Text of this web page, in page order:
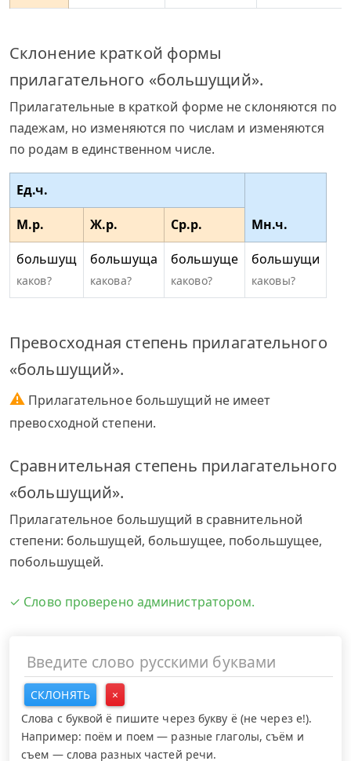
Склонение краткой формы
прилагательного «большущий».
Прилагательные в краткой форме не склоняются по
падежам, но изменяются по числам и изменяются
по родам в единственном числе.
Ед.ч.
Мн.ч.
М.р. Ж.р.
Ср.р.
большущ
каков?
большуща
какова?
большуще
каково?
большущи
каковы?
Превосходная степень прилагательного
«большущий».
⚠ Прилагательное большущий не имеет
превосходной степени.
Сравнительная степень прилагательного
«большущий».
Прилагательное большущий в сравнительной
степени: большущей, большущее, побольшущее,
побольшущей.
✓ Слово проверено администратором.
СКЛОНЯТЬ
×
Слова с буквой ё пишите через букву ё (не через е!).
Например: поём и поем — разные глаголы, съём и
съем — слова разных частей речи.